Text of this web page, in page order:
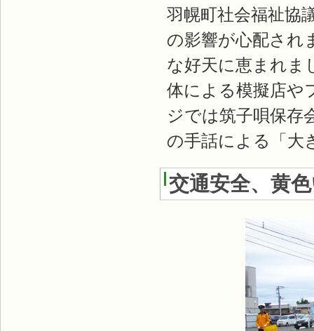
羽幌町社会福祉協
の影響が心配され
な好天に恵まれま
体による模擬店や
ジでは筑子唄保存
の手話による「大
交通安全、黄